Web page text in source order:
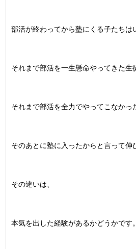
部活が終わってから塾にくる子たちは
それまで部活を一生懸命やってきた
それまで部活を全力でやってこなかっ
そのあとに塾に入ったからと言って伸
その違いは、
本気を出した経験があるかどうかです